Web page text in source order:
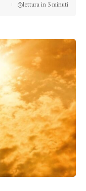
lettura in 3 minuti